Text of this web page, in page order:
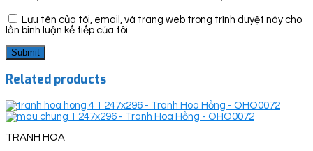
Lưu tên của tôi, email, và trang web trong trình duyệt này cho
lần bình luận kế tiếp của tôi.
Related products
TRANH HOA